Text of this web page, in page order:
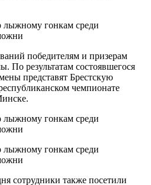
победителям и призерам
По результатам состоявшегося
представят Брестскую
чемпионате
сотрудники также посетили